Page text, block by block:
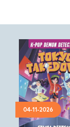
04-11-2026
Hardcover